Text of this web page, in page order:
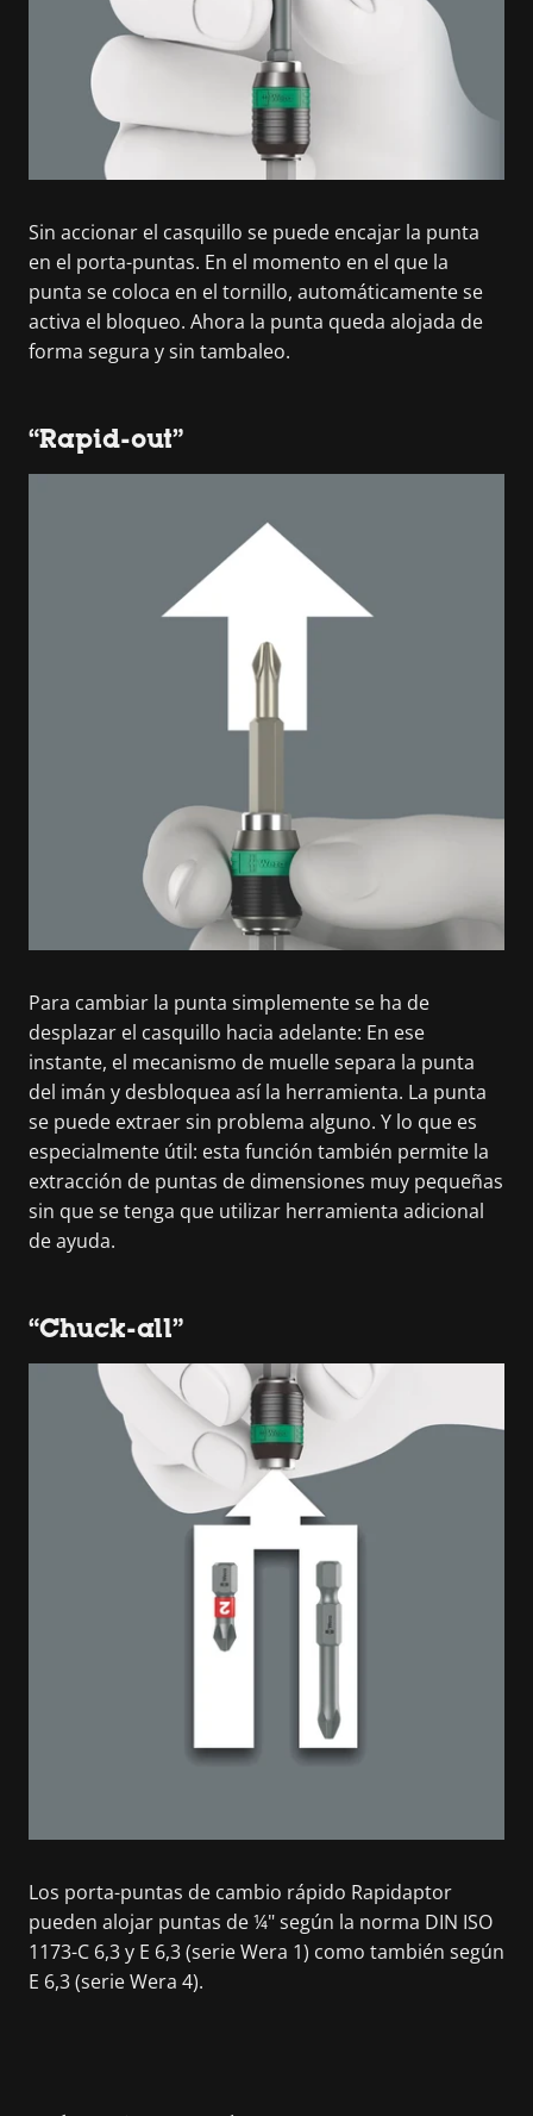
Sin accionar el casquillo se puede encajar la punta
en el porta-puntas. En el momento en el que la
punta se coloca en el tornillo, automáticamente se
activa el bloqueo. Ahora la punta queda alojada de
forma segura y sin tambaleo.
“Rapid-out”
Para cambiar la punta simplemente se ha de
desplazar el casquillo hacia adelante: En ese
instante, el mecanismo de muelle separa la punta
del imán y desbloquea así la herramienta. La punta
se puede extraer sin problema alguno. Y lo que es
especialmente útil: esta función también permite la
extracción de puntas de dimensiones muy pequeñas
sin que se tenga que utilizar herramienta adicional
de ayuda.
“Chuck-all”
Los porta-puntas de cambio rápido Rapidaptor
pueden alojar puntas de ¼" según la norma DIN ISO
1173-C 6,3 y E 6,3 (serie Wera 1) como también según
E 6,3 (serie Wera 4).